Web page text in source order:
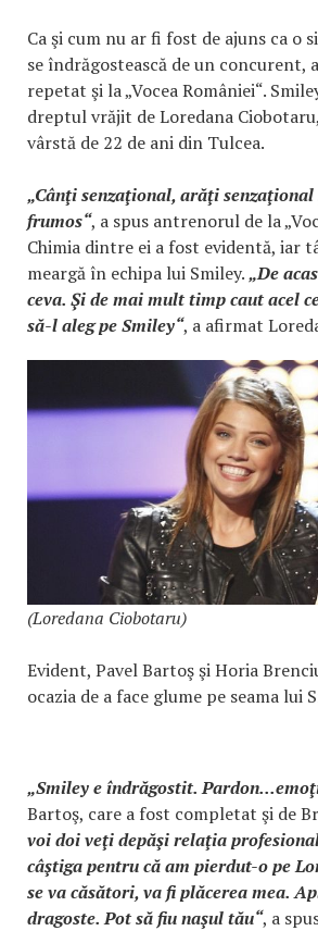
Ca şi cum nu ar fi fost de ajuns ca o
se îndrăgostească de un concurent,
repetat şi la „Vocea României“.
dreptul vrăjit de Loredana
vârstă de 22 de ani din Tulcea.
„Cânţi senzaţional, arăţi
frumos“, a spus antrenorul de la
Chimia dintre ei a fost evidentă, iar
meargă în echipa lui Smiley.„De
ceva. Şi de mai mult timp caut acel
să-l aleg pe Smiley“, a afirmat
(Loredana Ciobotaru)
Evident, Pavel Bartoş şi Horia
ocazia de a face glume pe seama lui
„Smiley e îndrăgostit.
Bartoş, care a fost completat şi de
voi doi veţi depăşi relaţia
câştiga pentru că am pierdut-o pe
se va căsători, va fi plăcerea mea.
dragoste. Pot să fiu naşul tău“, a